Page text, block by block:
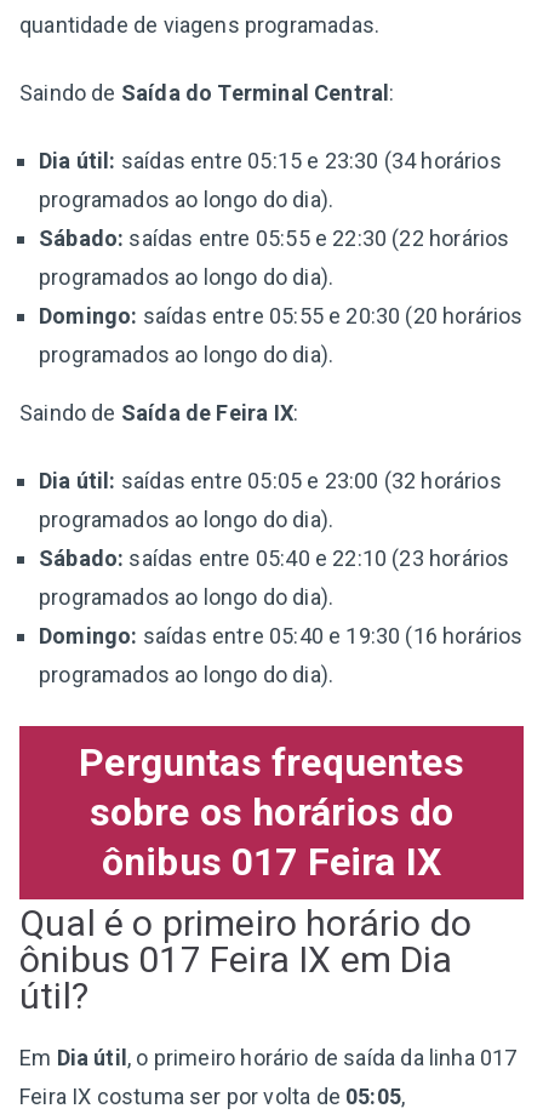
quantidade de viagens programadas.
Saindo de Saída do Terminal Central:
Dia útil: saídas entre 05:15 e 23:30 (34 horários
programados ao longo do dia).
Sábado: saídas entre 05:55 e 22:30 (22 horários
programados ao longo do dia).
Domingo: saídas entre 05:55 e 20:30 (20 horários
programados ao longo do dia).
Saindo de Saída de Feira IX:
Dia útil: saídas entre 05:05 e 23:00 (32 horários
programados ao longo do dia).
Sábado: saídas entre 05:40 e 22:10 (23 horários
programados ao longo do dia).
Domingo: saídas entre 05:40 e 19:30 (16 horários
programados ao longo do dia).
Perguntas frequentes
sobre os horários do
ônibus 017 Feira IX
Qual é o primeiro horário do
ônibus 017 Feira IX em Dia
útil?
Em Dia útil, o primeiro horário de saída da linha 017
Feira IX costuma ser por volta de 05:05,